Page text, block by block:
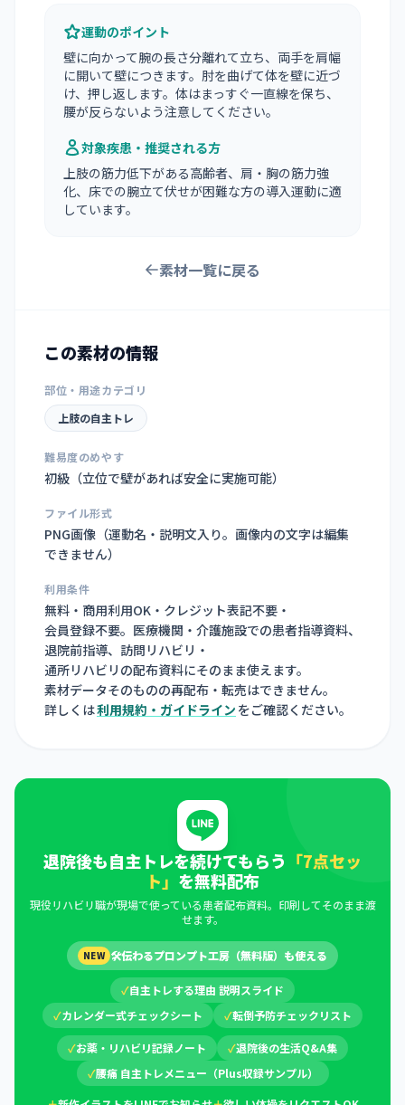
運動のポイント
壁に向かって腕の長さ分離れて立ち、両手を肩幅
に開いて壁につきます。肘を曲げて体を壁に近づ
け、押し返します。体はまっすぐ一直線を保ち、
腰が反らないよう注意してください。
対象疾患・推奨される方
上肢の筋力低下がある高齢者、肩・胸の筋力強
化、床での腕立て伏せが困難な方の導入運動に適
しています。
素材一覧に戻る
この素材の情報
部位・用途カテゴリ
上肢の自主トレ
難易度のめやす
初級（立位で壁があれば安全に実施可能）
ファイル形式
PNG画像（運動名・説明文入り。画像内の文字は編集
できません）
利用条件
無料・商用利用OK・クレジット表記不要・
会員登録不要。医療機関・介護施設での患者指導資料、
退院前指導、訪問リハビリ・
通所リハビリの配布資料にそのまま使えます。
素材データそのものの再配布・転売はできません。
詳しくは利用規約・ガイドライン をご確認ください。
退院後も自主トレを続けてもらう 「7点セッ
ト」 を無料配布
現役リハビリ職が現場で使っている患者配布資料。印刷してそのまま渡
せます。
NEW 🛠伝わるプロンプト工房（無料版）も使える
✓自主トレする理由 説明スライド
✓カレンダー式チェックシート ✓転倒予防チェックリスト
✓お薬・リハビリ記録ノート ✓退院後の生活Q&A集
✓腰痛 自主トレメニュー（Plus収録サンプル）